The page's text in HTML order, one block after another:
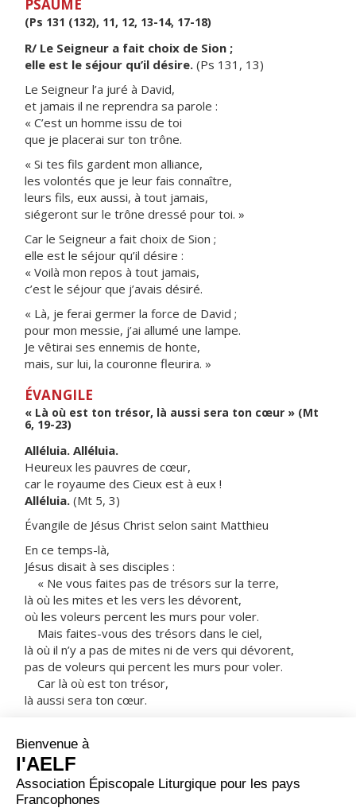
PSAUME
(Ps 131 (132), 11, 12, 13-14, 17-18)
R/ Le Seigneur a fait choix de Sion ;
elle est le séjour qu’il désire. (Ps 131, 13)
Le Seigneur l’a juré à David,
et jamais il ne reprendra sa parole :
« C’est un homme issu de toi
que je placerai sur ton trône.
« Si tes fils gardent mon alliance,
les volontés que je leur fais connaître,
leurs fils, eux aussi, à tout jamais,
siégeront sur le trône dressé pour toi. »
Car le Seigneur a fait choix de Sion ;
elle est le séjour qu’il désire :
« Voilà mon repos à tout jamais,
c’est le séjour que j’avais désiré.
« Là, je ferai germer la force de David ;
pour mon messie, j’ai allumé une lampe.
Je vêtirai ses ennemis de honte,
mais, sur lui, la couronne fleurira. »
ÉVANGILE
« Là où est ton trésor, là aussi sera ton cœur » (Mt
6, 19-23)
Alléluia. Alléluia.
Heureux les pauvres de cœur,
car le royaume des Cieux est à eux !
Alléluia. (Mt 5, 3)
Évangile de Jésus Christ selon saint Matthieu
En ce temps-là,
Jésus disait à ses disciples :
« Ne vous faites pas de trésors sur la terre,
là où les mites et les vers les dévorent,
où les voleurs percent les murs pour voler.
Mais faites-vous des trésors dans le ciel,
là où il n’y a pas de mites ni de vers qui dévorent,
pas de voleurs qui percent les murs pour voler.
Car là où est ton trésor,
là aussi sera ton cœur.
Donc, si ton œil est limpide,
ton corps tout entier sera dans la lumière ;
mais si ton œil est mauvais,
ton corps tout entier sera dans les ténèbres.
Si donc la lumière qui est en toi est ténèbres,